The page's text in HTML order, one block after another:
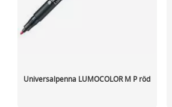
Universalpenna LUMOCOLOR M P röd